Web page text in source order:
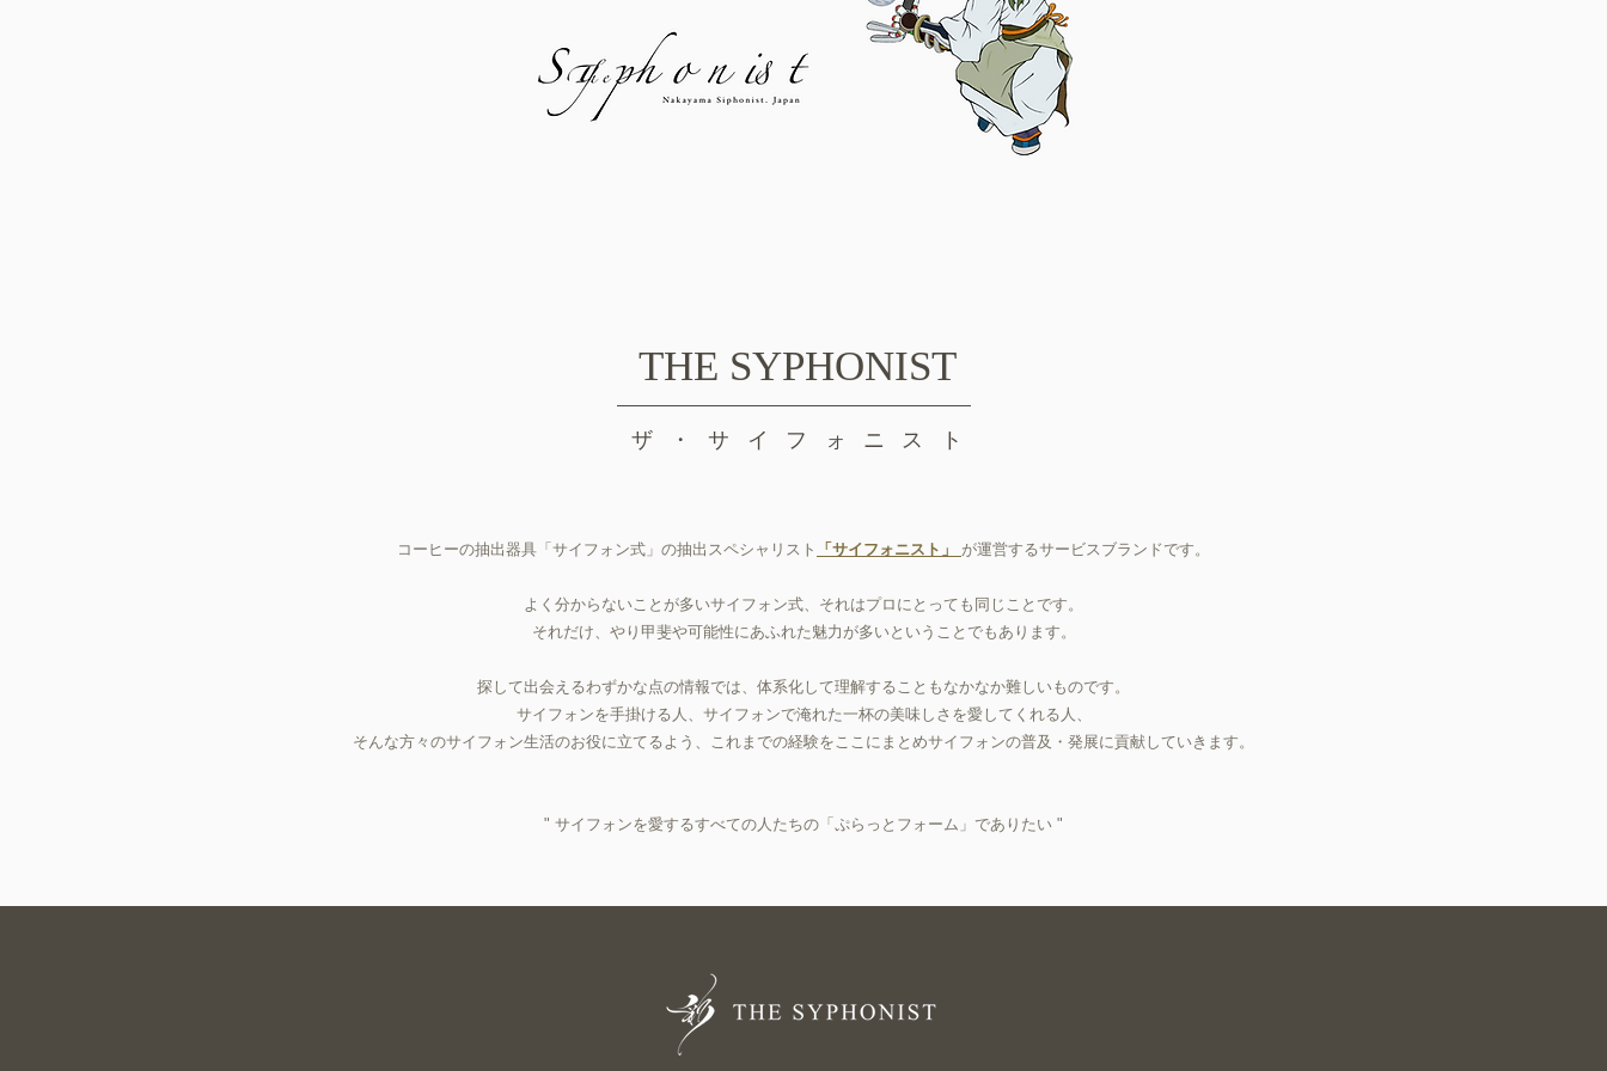
THE SYPHONIST
ザ・サイフォニスト
コーヒーの抽出器具「サイフォン式」の抽出スペシャリスト 「サイフォニスト」 が運営するサービスブランドです。
​よく分からないことが多いサイフォン式、それはプロにとっても同じことです。
それだけ、やり甲斐や可能性にあふれた魅力が多いということでもあります。
探して出会えるわずかな点の情報では、体系化して理解することもなかなか難しいものです。
​サイフォンを手掛ける人、サイフォンで淹れた一杯の美味しさを愛してくれる人、
そんな方々のサイフォン生活のお役に立てるよう、これまでの経験をここにまとめサイフォンの普及・発展に貢献していきます。
" サイフォンを愛するすべての人たちの「ぷらっとフォーム」でありたい "